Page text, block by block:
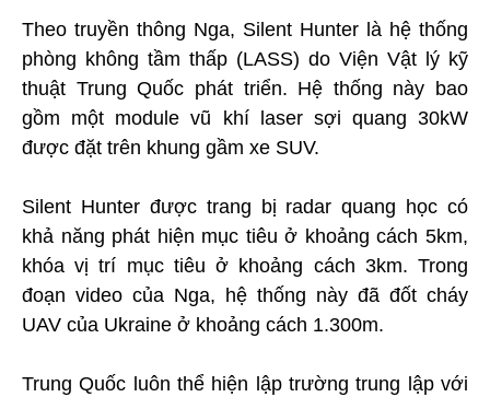
Theo truyền thông Nga, Silent Hunter là hệ thống
phòng không tầm thấp (LASS) do Viện Vật lý kỹ
thuật Trung Quốc phát triển. Hệ thống này bao
gồm một module vũ khí laser sợi quang 30kW
được đặt trên khung gầm xe SUV.
Silent Hunter được trang bị radar quang học có
khả năng phát hiện mục tiêu ở khoảng cách 5km,
khóa vị trí mục tiêu ở khoảng cách 3km. Trong
đoạn video của Nga, hệ thống này đã đốt cháy
UAV của Ukraine ở khoảng cách 1.300m.
Trung Quốc luôn thể hiện lập trường trung lập với